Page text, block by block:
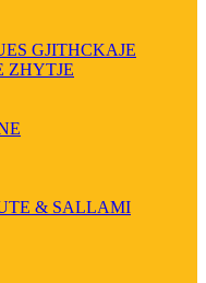
GJITHCKAJE
ZHYTJE
& SALLAMI